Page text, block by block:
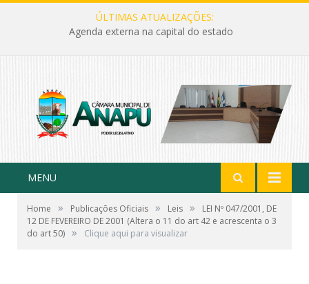
ÚLTIMAS ATUALIZAÇÕES:
Agenda externa na capital do estado
MENU
Home » Publicações Oficiais » Leis »
LEI Nº 047/2001, DE
12 DE FEVEREIRO DE 2001 (Altera o 11 do art 42 e acrescenta o 3
do art 50) » Clique aqui para visualizar